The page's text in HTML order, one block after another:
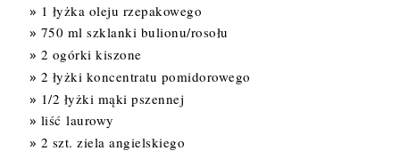
1 łyżka oleju rzepakowego
750 ml szklanki bulionu/rosołu
2 ogórki kiszone
2 łyżki koncentratu pomidorowego
1/2 łyżki mąki pszennej
liść laurowy
2 szt. ziela angielskiego